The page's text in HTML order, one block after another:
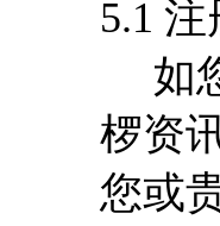
5.1
如
椤资
您或